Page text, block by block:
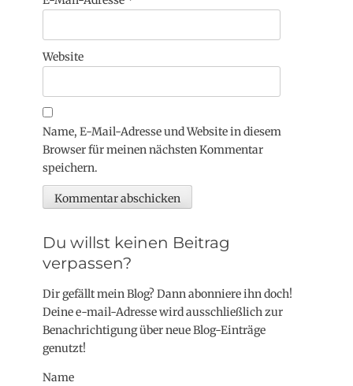
Website
Name, E-Mail-Adresse und Website in diesem
Browser für meinen nächsten Kommentar
speichern.
Du willst keinen Beitrag
verpassen?
Dir gefällt mein Blog? Dann abonniere ihn doch!
Deine e-mail-Adresse wird ausschließlich zur
Benachrichtigung über neue Blog-Einträge
genutzt!
Name